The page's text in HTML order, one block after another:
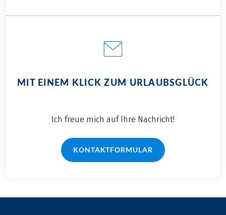
MIT EINEM KLICK ZUM URLAUBSGLÜCK
Ich freue mich auf Ihre Nachricht!
KONTAKTFORMULAR